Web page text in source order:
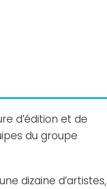
d’édition et de
du groupe
dizaine d’artistes,